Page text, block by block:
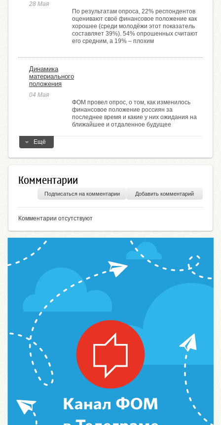
28 Мая
По результатам опроса, 22% респондентов
оценивают своё финансовое положение как
хорошее (среди молодёжи этот показатель
составляет 39%). 54% опрошенных считают
его средним, а 19% ­– плохим
Динамика
материального
положения
04 Мая
ФОМ провел опрос, о том, как изменилось
финансовое положение россиян за
последнее время и какие у них ожидания на
ближайшее и отдаленное будущее
Ещё
Комментарии
Добавить комментарий
Подписаться на комментарии
Комментарии отсутствуют